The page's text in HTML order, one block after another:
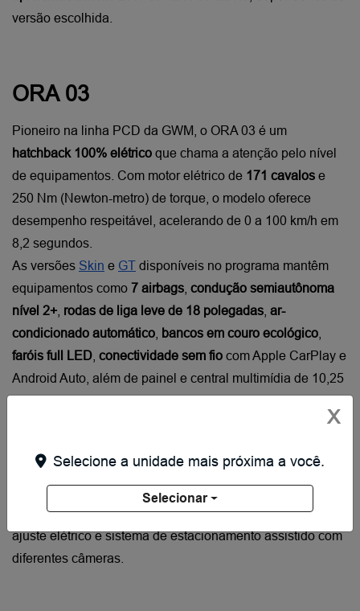
versão escolhida.
ORA 03
hatchback 100% elétrico que chama a atenção pelo nível
de equipamentos. Com motor elétrico de 171 cavalos e
250 Nm (Newton-metro) de torque, o modelo oferece
desempenho respeitável, acelerando de 0 a 100 km/h em
8,2 segundos.
As versões Skin e GT disponíveis no programa mantêm
equipamentos como 7 airbags condução semiautônoma
nível 2+ rodas de liga leve de 18 polegadas ar-
condicionado automático bancos em couro ecológico
faróis full LED conectividade sem fio com Apple CarPlay e
Android Auto, além de painel e central multimídia de 10,25
polegadas cada.
autonomia de 310 km no ciclo WLTP, enquanto a GT conta
com 63 kWh e alcança 400 km no mesmo ciclo. A versão
superior ainda adiciona teto solar panorâmico, bancos com
ajuste elétrico e sistema de estacionamento assistido com
diferentes câmeras.
X
Selecione a unidade mais próxima a você.
Selecionar